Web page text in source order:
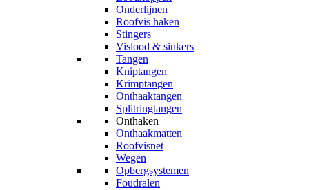
Onderlijnen
Roofvis haken
Stingers
Vislood & sinkers
Tangen
Kniptangen
Krimptangen
Onthaaktangen
Splitringtangen
Onthaken
Onthaakmatten
Roofvisnet
Wegen
Opbergsystemen
Foudralen